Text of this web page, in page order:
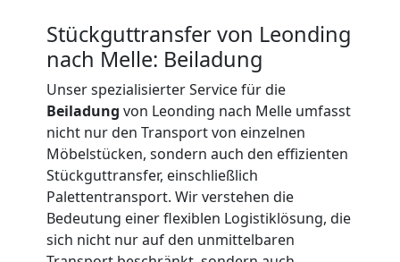
Stückguttransfer von Leonding
nach Melle: Beiladung
Unser spezialisierter Service für die
Beiladung von Leonding nach Melle umfasst
nicht nur den Transport von einzelnen
Möbelstücken, sondern auch den effizienten
Stückguttransfer, einschließlich
Palettentransport. Wir verstehen die
Bedeutung einer flexiblen Logistiklösung, die
sich nicht nur auf den unmittelbaren
National
Beiladung
International
Internationaler
Umzug